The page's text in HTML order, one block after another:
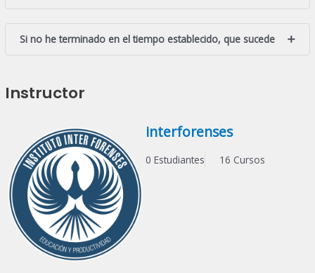
Si no he terminado en el tiempo establecido, que sucede
Instructor
interforenses
0 Estudiantes 16 Cursos